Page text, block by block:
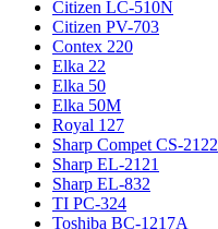
Citizen LC-510N
Citizen PV-703
Contex 220
Elka 22
Elka 50
Elka 50M
Royal 127
Sharp Compet CS-2122
Sharp EL-2121
Sharp EL-832
TI PC-324
Toshiba BC-1217A